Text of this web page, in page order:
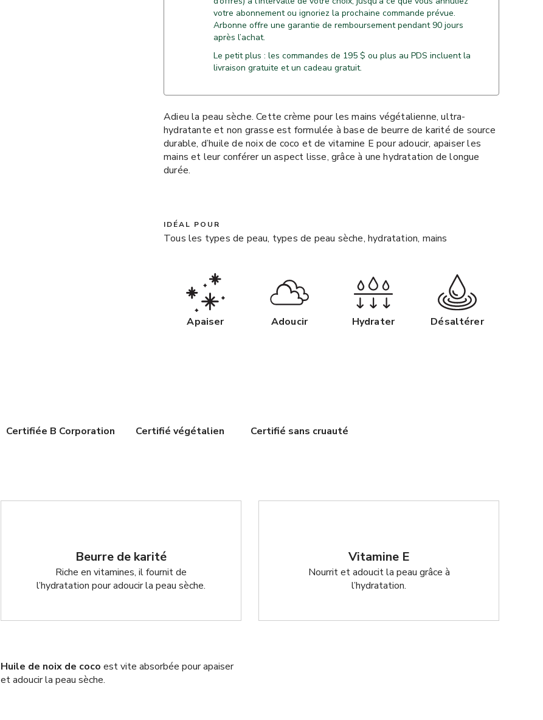
votre abonnement ou ignoriez la prochaine commande prévue.
Arbonne offre une garantie de remboursement pendant 90 jours
après l’achat.
Le petit plus : les commandes de 195 $ ou plus au PDS incluent la
livraison gratuite et un cadeau gratuit.
Adieu la peau sèche. Cette crème pour les mains végétalienne, ultra-
hydratante et non grasse est formulée à base de beurre de karité de source
durable, d’huile de noix de coco et de vitamine E pour adoucir, apaiser les
mains et leur conférer un aspect lisse, grâce à une hydratation de longue
durée.
IDÉAL POUR
Tous les types de peau, types de peau sèche, hydratation, mains
Apaiser Adoucir Hydrater Désaltérer
Certifiée B Corporation Certifié végétalien Certifié sans cruauté
Beurre de karité
Riche en vitamines, il fournit de
l’hydratation pour adoucir la peau sèche.
Vitamine E
Nourrit et adoucit la peau grâce à
l’hydratation.
Huile de noix de coco est vite absorbée pour apaiser
et adoucir la peau sèche.